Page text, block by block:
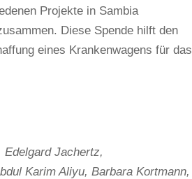
Projekte in Sambia
Diese Spende hilft den
eines Krankenwagens für das
Jachertz,
Karim Aliyu, Barbara Kortmann,